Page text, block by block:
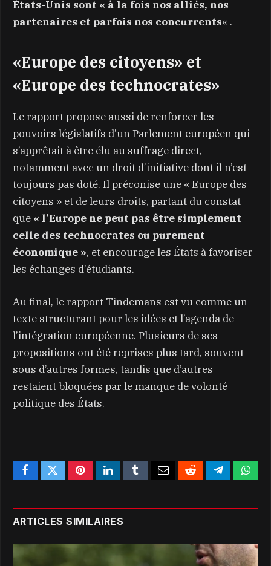
États-Unis sont « à la fois nos alliés, nos
partenaires et parfois nos concurrents« .
«Europe des citoyens» et
«Europe des technocrates»
Le rapport propose aussi de renforcer les
pouvoirs législatifs d’un Parlement européen qui
s’apprêtait à être élu au suffrage direct,
notamment avec un droit d’initiative dont il n’est
toujours pas doté. Il préconise une « Europe des
citoyens » et de leurs droits, partant du constat
que « l’Europe ne peut pas être simplement
celle des technocrates ou purement
économique », et encourage les États à favoriser
les échanges d’étudiants.
Au final, le rapport Tindemans est vu comme un
texte structurant pour les idées et l’agenda de
l’intégration européenne. Plusieurs de ses
propositions ont été reprises plus tard, souvent
sous d’autres formes, tandis que d’autres
restaient bloquées par le manque de volonté
politique des États.
FacebookTwitterPinterestLinkedInTumblr EmailRedditTelegram
ARTICLES SIMILAIRES